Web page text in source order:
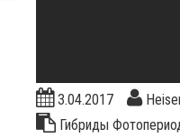
3.04.2017
Гибриды